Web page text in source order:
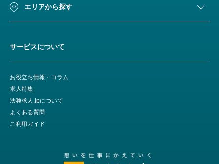
エリアから探す
サービスについて
お役立ち情報・コラム
求人特集
法務求人.jpについて
よくある質問
ご利用ガイド